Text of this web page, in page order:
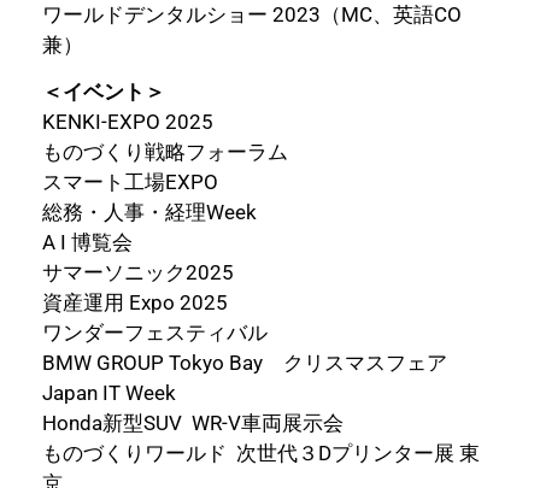
ワールドデンタルショー 2023（MC、英語CO
兼）
＜イベント＞
KENKI-EXPO 2025
ものづくり戦略フォーラム
スマート工場EXPO
総務・人事・経理Week
A I 博覧会
サマーソニック2025
資産運用 Expo 2025
ワンダーフェスティバル
BMW GROUP Tokyo Bay クリスマスフェア
Japan IT Week
Honda新型SUV WR-V車両展示会
ものづくりワールド 次世代３Dプリンター展 東
京